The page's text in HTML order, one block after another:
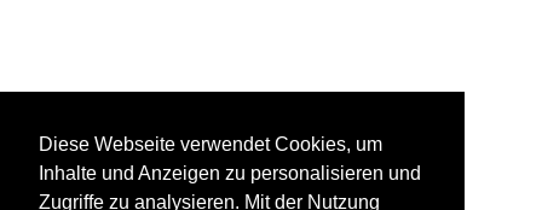
Diese Webseite verwendet Cookies, um
Inhalte und Anzeigen zu personalisieren und
Zugriffe zu analysieren. Mit der Nutzung